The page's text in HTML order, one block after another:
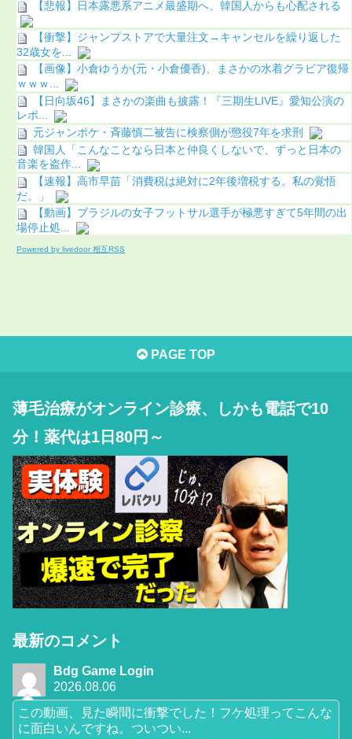
【悲報】日本露悪系アニメ最盛期へ、韓国人からも心配される
【衝撃】ジャンプストアで大量注文→キャンセルを繰り返した
32歳女を...
【画像】小倉ゆうか(元・小倉優香)、まさかの水着グラビア復帰
ｗｗｗ...
【日向坂46】まさかの楽曲も披露！『三期生LIVE』愛知公演の
レポ...
元ジャンポケ・斉藤慎二被告に検察側が懲役7年を求刑
韓国人「こんなことなら日本と仲良くしないで、ずっと日本の
音楽を盗作...
【速報】高市早苗「消費税は絶対に2年後増税する。私の覚悟
だ。」
【動画】ブラジルの女子フットサル選手が極悪すぎて5年間の出
場停止処...
Powered by livedoor 相互RSS
PAGE TOP
薄毛治療がオンライン診療、しかも電話で10
分！薬代は1日80円～
最新のコメント
Bdg Game Login
2026.08.06
この動画、見た瞬間に衝撃でした！フケ処理ってこんな
に面白いんですね。ついつい...